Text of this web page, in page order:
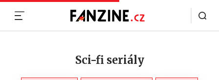
Sci-fi seriály